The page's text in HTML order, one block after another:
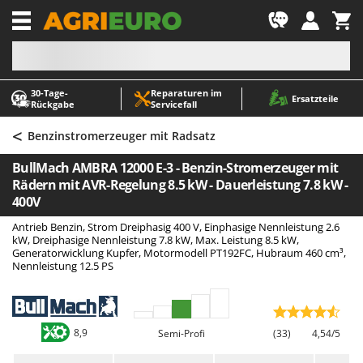
30‑Tage-
Rückgabe
Reparaturen im
Servicefall
Ersatzteile
-1
A
Abbeermaschinen - Traubenmühlen
Abfüllgeräte
Akku Gartenscheren
Akku Gras- und Strauchscheren
Allzwecktransporter - Motorschubkarren
Alu-Teleskopleitern
Arbeitsschutzkleidung
Aschesauger
A
ABAC
AgriEuro Premium
AgriEuro TOP-LINE
AGT
Airmec
AL-KO
Alce
Alpina
< Benzinstromerzeuger mit Radsatz
BullMach AMBRA 12000 E-3 - Benzin-Stromerzeuger mit
Rädern mit AVR-Regelung 8.5 kW - Dauerleistung 7.8 kW -
400V
Antrieb Benzin, Strom Dreiphasig 400 V, Einphasige Nennleistung 2.6
kW, Dreiphasige Nennleistung 7.8 kW, Max. Leistung 8.5 kW,
Generatorwicklung Kupfer, Motormodell PT192FC, Hubraum 460 cm³,
Nennleistung 12.5 PS
8,9 Semi-Profi (33) 4,54/5